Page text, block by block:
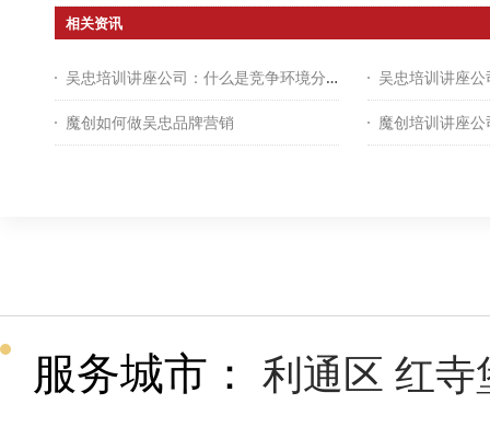
相关资讯
吴忠培训讲座公司：什么是竞争环境分析？
魔创如何做吴忠品牌营销
服务城市： 利通区 红寺